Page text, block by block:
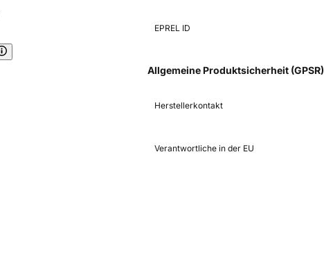
EPREL ID
Allgemeine Produktsicherheit (GPSR)
Herstellerkontakt
Verantwortliche in der EU